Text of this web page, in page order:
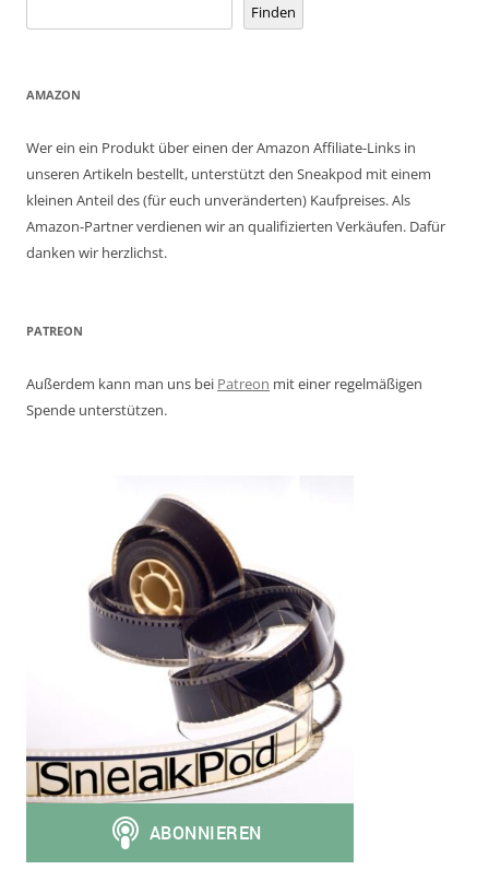
Finden
AMAZON
Wer ein ein Produkt über einen der Amazon Affiliate-Links in
unseren Artikeln bestellt, unterstützt den Sneakpod mit einem
kleinen Anteil des (für euch unveränderten) Kaufpreises. Als
Amazon-Partner verdienen wir an qualifizierten Verkäufen. Dafür
danken wir herzlichst.
PATREON
Außerdem kann man uns bei Patreon mit einer regelmäßigen
Spende unterstützen.